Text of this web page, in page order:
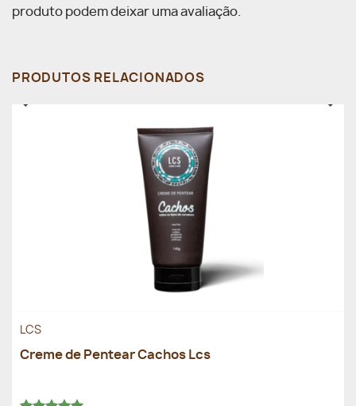
produto podem deixar uma avaliação.
PRODUTOS RELACIONADOS
LCS
Creme de Pentear Cachos Lcs